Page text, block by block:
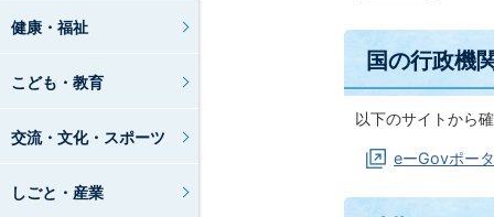
健康・福祉
こども・教育
交流・文化・スポーツ
しごと・産業
国の行政機
以下のサイトから
eーGovポー